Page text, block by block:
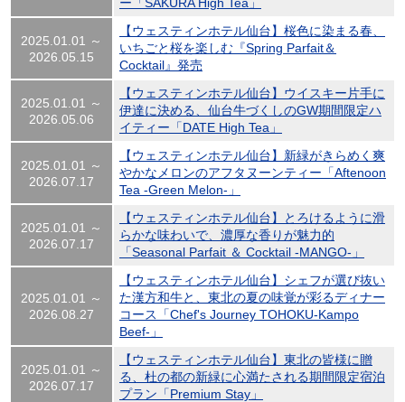
2025.01.01 ～
2026.05.15
【ウェスティンホテル仙台】桜色に染まる春、
いちごと桜を楽しむ『Spring Parfait＆
Cocktail』発売
2025.01.01 ～
2026.05.06
【ウェスティンホテル仙台】ウイスキー片手に
伊達に決める、仙台牛づくしのGW期間限定ハ
イティー「DATE High Tea」
2025.01.01 ～
2026.07.17
【ウェスティンホテル仙台】新緑がきらめく爽
やかなメロンのアフタヌーンティー「Aftenoon
Tea -Green Melon-」
2025.01.01 ～
2026.07.17
【ウェスティンホテル仙台】とろけるように滑
らかな味わいで、濃厚な香りが魅力的
「Seasonal Parfait ＆ Cocktail -MANGO-」
2025.01.01 ～
2026.08.27
【ウェスティンホテル仙台】シェフが選び抜い
た漢方和牛と、東北の夏の味覚が彩るディナー
コース「Chef's Journey TOHOKU-Kampo
Beef-」
2025.01.01 ～
2026.07.17
【ウェスティンホテル仙台】東北の皆様に贈
る、杜の都の新緑に心満たされる期間限定宿泊
プラン「Premium Stay」